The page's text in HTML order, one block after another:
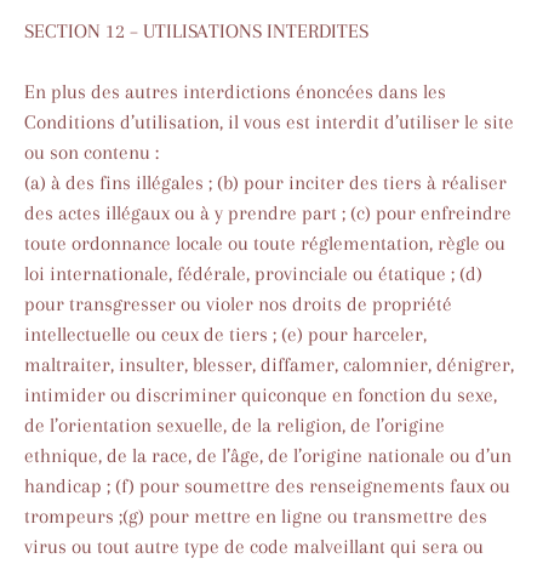
SECTION 12 – UTILISATIONS INTERDITES
En plus des autres interdictions énoncées dans les
Conditions d’utilisation, il vous est interdit d’utiliser le site
ou son contenu :
(a) à des fins illégales ; (b) pour inciter des tiers à réaliser
des actes illégaux ou à y prendre part ; (c) pour enfreindre
toute ordonnance locale ou toute réglementation, règle ou
loi internationale, fédérale, provinciale ou étatique ; (d)
pour transgresser ou violer nos droits de propriété
intellectuelle ou ceux de tiers ; (e) pour harceler,
maltraiter, insulter, blesser, diffamer, calomnier, dénigrer,
intimider ou discriminer quiconque en fonction du sexe,
de l’orientation sexuelle, de la religion, de l’origine
ethnique, de la race, de l’âge, de l’origine nationale ou d’un
handicap ; (f) pour soumettre des renseignements faux ou
trompeurs ;(g) pour mettre en ligne ou transmettre des
virus ou tout autre type de code malveillant qui sera ou